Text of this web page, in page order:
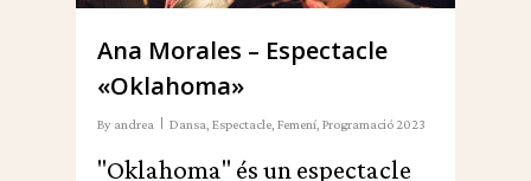
Ana Morales – Espectacle
«Oklahoma»
By andrea Dansa, Espectacle, Femení, Programació 2023
"Oklahoma" és un espectacle